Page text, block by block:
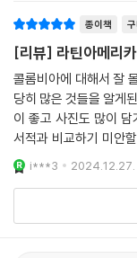
세 번째, 콜롬비아는 친
는다. 손님을 두 팔을
으로 마음을 설레게 하
친절함과 친밀함으로
진짜 콜롬비아를 만나다
세계 문학계의 거장 ‘가
도 보테로’의 나라 콜
문화, 전통을 자신만의
다. 이 책을 통해 와유
종이책
[리뷰] 라틴아메리
콜롬비아에 대해서 잘
당히 많은 것들을 알게
이 좋고 사진도 많이
서적과 비교하기 미안
내용을 다룹니다.
i***3 2024.12.27.